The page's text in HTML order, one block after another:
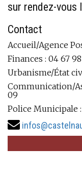
sur rendez-vous
Contact
Accueil/Agence
Finances : 04 67
Urbanisme/État
Communication/
09
Police Municipale :